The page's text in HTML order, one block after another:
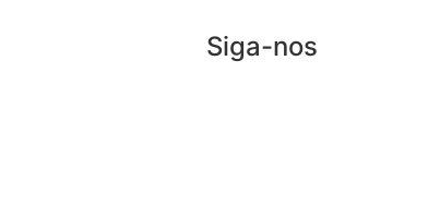
Siga-nos